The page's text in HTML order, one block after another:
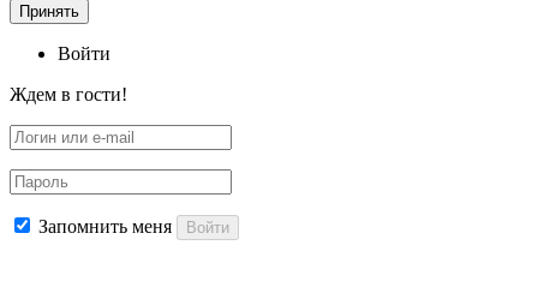
Принять
Войти
Ждем в гости!
Запомнить меня Войти